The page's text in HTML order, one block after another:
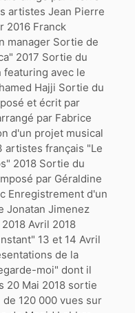
artistes Jean Pierre
2016 Franck
manager Sortie de
2017 Sortie du
avec le
Hajji Sortie du
et écrit par
par Fabrice
d'un projet musical
artistes français "Le
2018 Sortie du
par Géraldine
Enregistrement d'un
Jonatan Jimenez
Avril 2018
13 et 14 Avril
de la
moi" dont il
20 Mai 2018 sortie
120 000 vues sur